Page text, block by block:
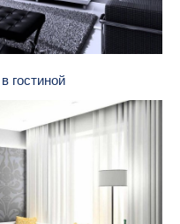
гостиной